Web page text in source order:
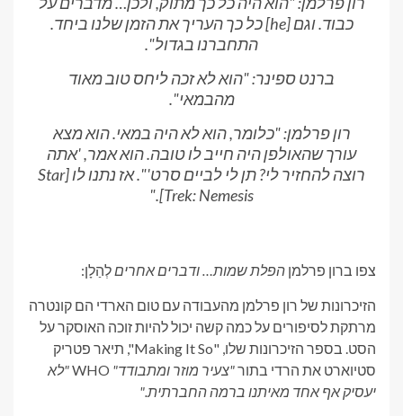
כבוד. וגם [he] כל כך העריך את הזמן שלנו ביחד.
התחברנו בגדול".
ברנט ספינר: "הוא לא זכה ליחס טוב מאוד
מהבמאי".
רון פרלמן: "כלומר, הוא לא היה במאי. הוא מצא
עורך שהאולפן היה חייב לו טובה. הוא אמר, 'אתה
רוצה להחזיר לי? תן לי לביים סרט'". אז נתנו לו [Star
Trek: Nemesis]."
צפו ברון פרלמן הפלת שמות… ודברים אחריםלְהַלָן:
הזיכרונות של רון פרלמן מהעבודה עם טום הארדי הם קונטרה
מרתקת לסיפורים על כמה קשה יכול להיות זוכה האוסקר על
הסט. בספר הזיכרונות שלו, "Making It So", תיאר פטריק
סטיוארט את הרדי בתור"צעיר מוזר ומתבודד" WHO"לא
יעסיק אף אחד מאיתנו ברמה החברתית."